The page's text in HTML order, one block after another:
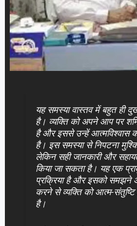
यह समस्या वास्तव में बहुत ही
है। व्यक्ति को अपने आप पर
है और इससे उन्हें आत्मविश्वास
है। इस समस्या से निपटना
लेकिन सही जानकारी और
किया जा सकता है। यह एक
प्रक्रिया है और इसको समझने
करने से व्यक्ति को आत्म-
है।